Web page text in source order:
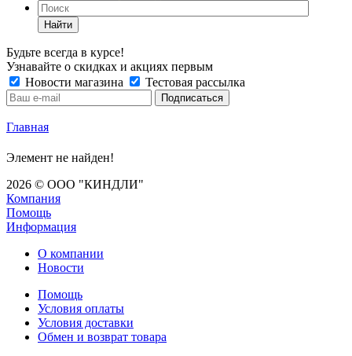
Найти
Будьте всегда в курсе!
Узнавайте о скидках и акциях первым
Новости магазина
Тестовая рассылка
Главная
Элемент не найден!
2026 © ООО "КИНДЛИ"
Компания
Помощь
Информация
О компании
Новости
Помощь
Условия оплаты
Условия доставки
Обмен и возврат товара